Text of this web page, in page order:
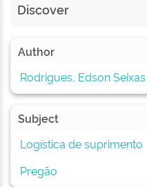
Discover
Author
Rodrigues, Edson
Subject
Logística de suprimento
Pregão